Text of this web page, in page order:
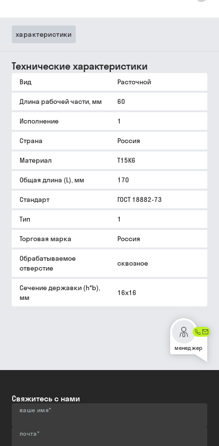
характеристики
Технические характеристики
Вид Расточной
Длина рабочей части, мм 60
Исполнение 1
Страна Россия
Материал Т15К6
Общая длина (L), мм 170
Стандарт ГОСТ 18882-73
Тип 1
Торговая марка Россия
Обрабатываемое
отверстие
сквозное
Сечение державки (h*b),
мм
16х16
менеджер
Свяжитесь с нами
ваше имя*
почта*